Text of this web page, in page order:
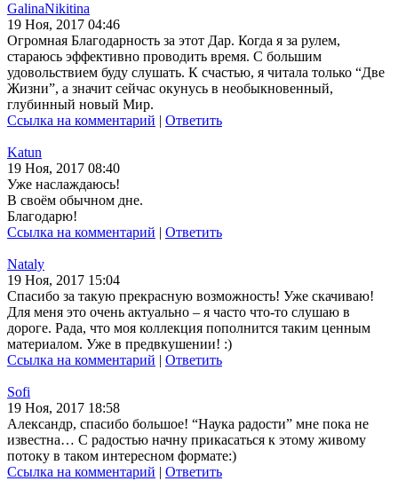
GalinaNikitina
19 Ноя, 2017 04:46
Огромная Благодарность за этот Дар. Когда я за рулем,
стараюсь эффективно проводить время. С большим
удовольствием буду слушать. К счастью, я читала только “Две
Жизни”, а значит сейчас окунусь в необыкновенный,
глубинный новый Мир.
Ссылка на комментарий | Ответить
Katun
19 Ноя, 2017 08:40
Уже наслаждаюсь!
В своём обычном дне.
Благодарю!
Ссылка на комментарий | Ответить
Nataly
19 Ноя, 2017 15:04
Спасибо за такую прекрасную возможность! Уже скачиваю!
Для меня это очень актуально – я часто что-то слушаю в
дороге. Рада, что моя коллекция пополнится таким ценным
материалом. Уже в предвкушении! :)
Ссылка на комментарий | Ответить
Sofi
19 Ноя, 2017 18:58
Александр, спасибо большое! “Наука радости” мне пока не
известна… С радостью начну прикасаться к этому живому
потоку в таком интересном формате:)
Ссылка на комментарий | Ответить